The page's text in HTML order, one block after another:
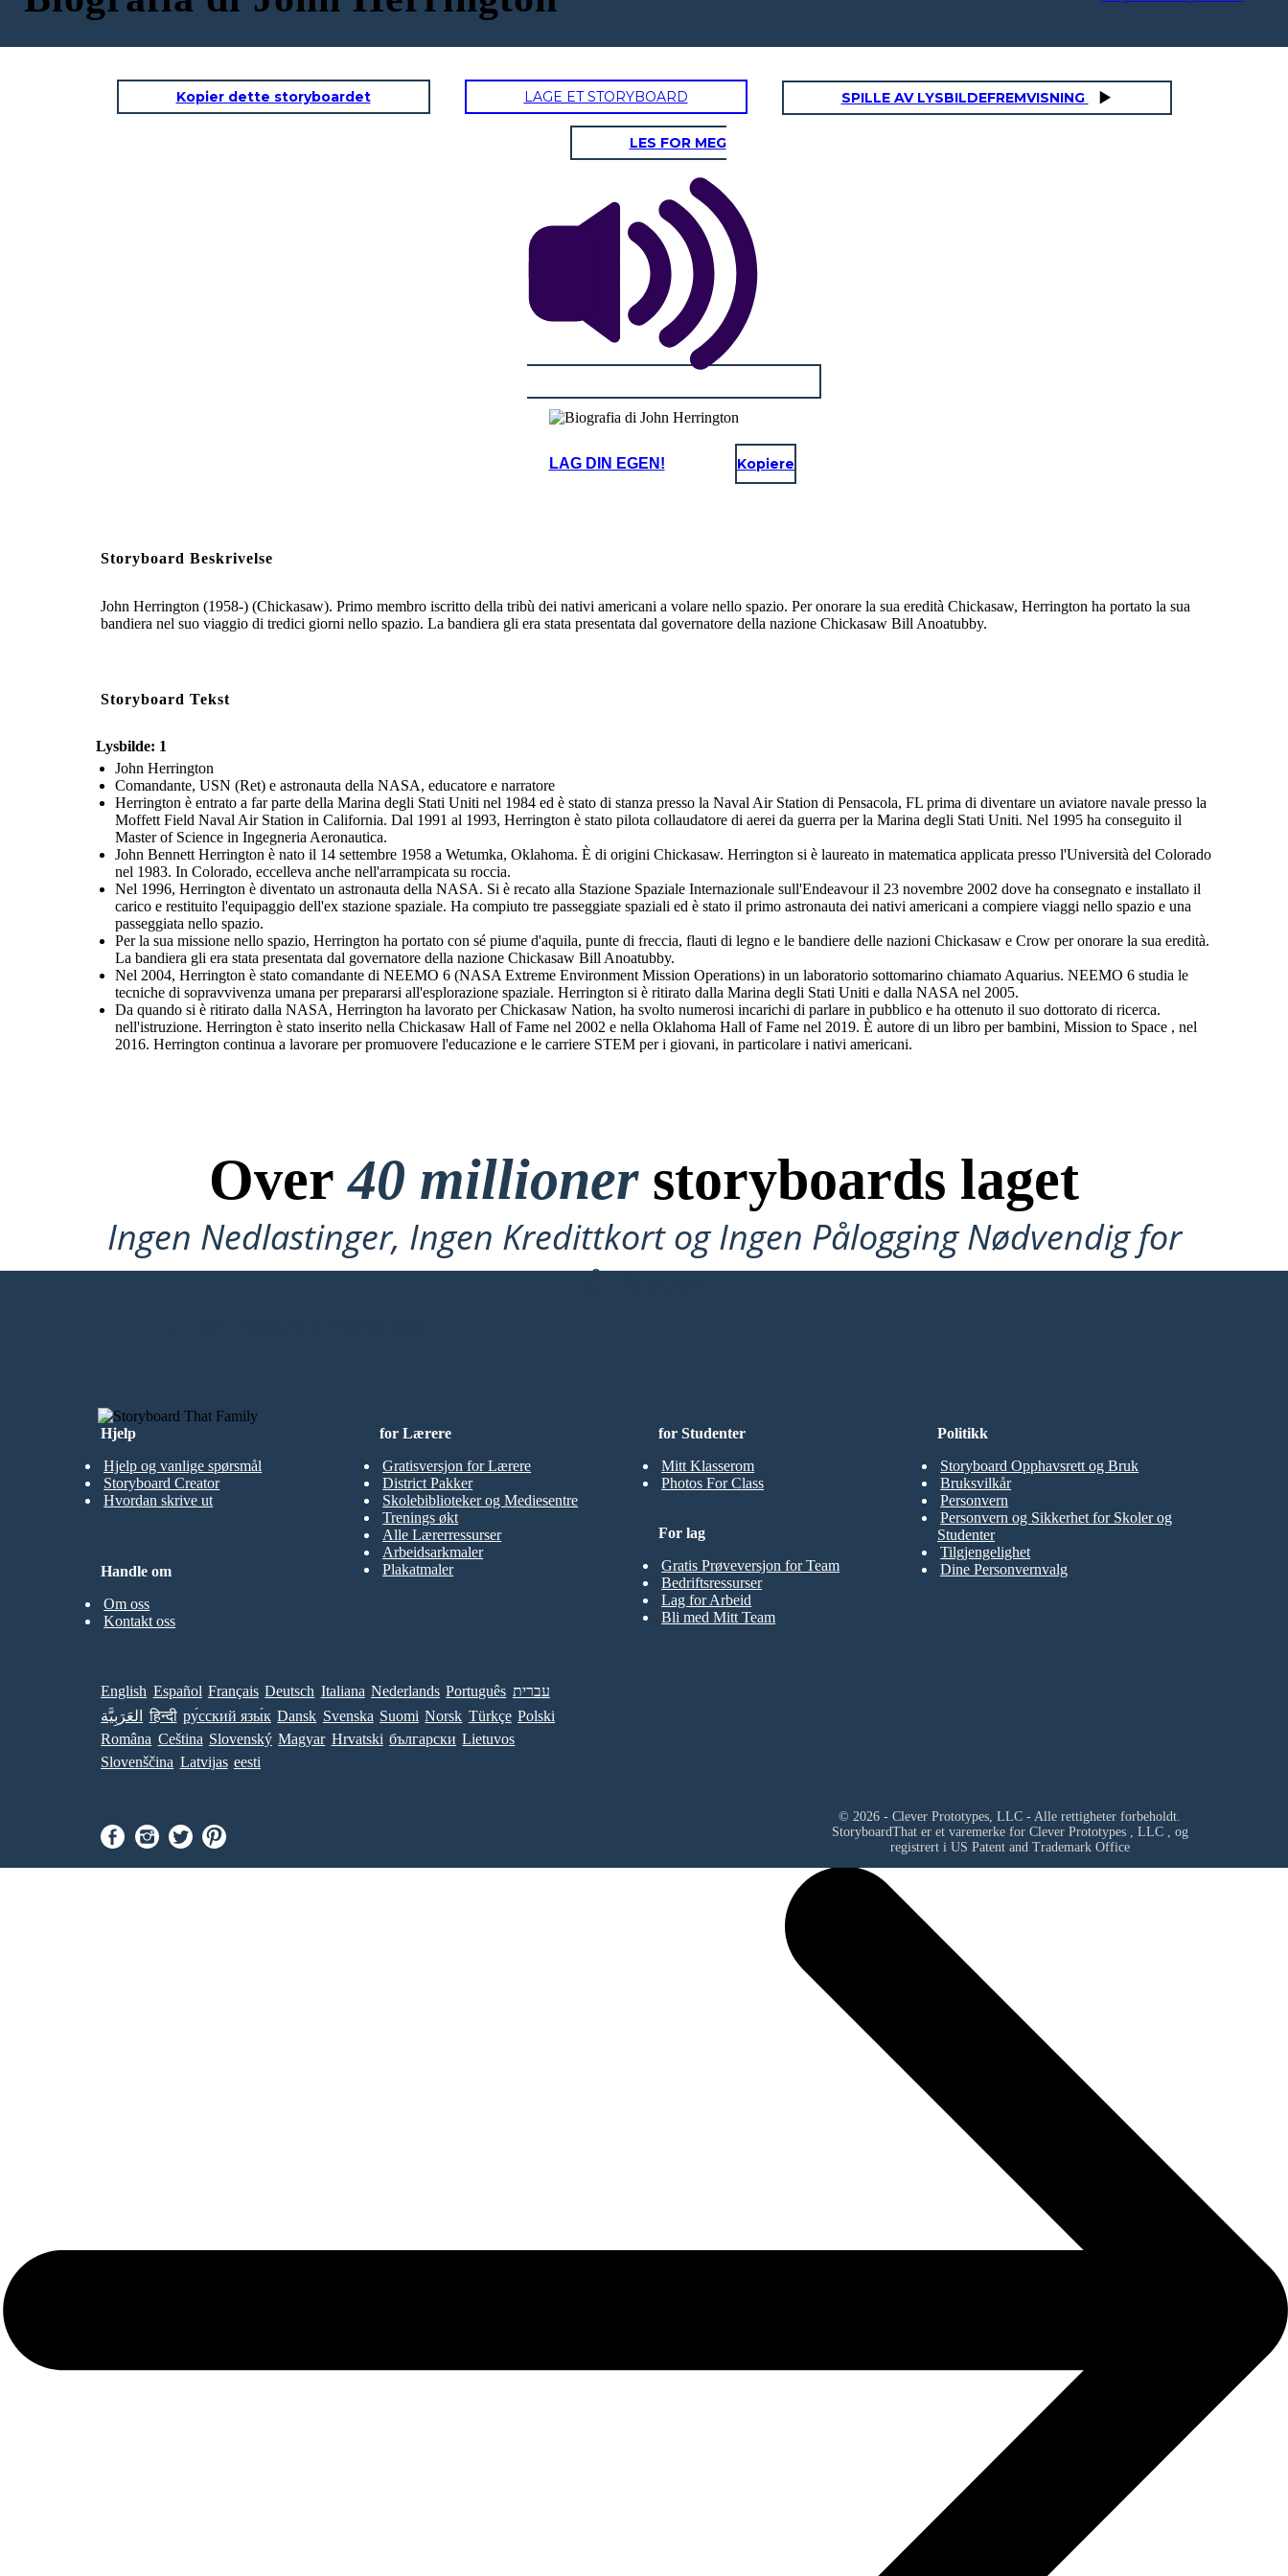
Kopier dette storyboardet LAGE ET STORYBOARD SPILLE AV LYSBILDEFREMVISNING
LES FOR MEG
LAG DIN EGEN! Kopiere
Storyboard Beskrivelse
John Herrington (1958-) (Chickasaw). Primo membro iscritto della tribù dei nativi americani a volare nello spazio. Per onorare la sua eredità Chickasaw, Herrington ha portato la sua
bandiera nel suo viaggio di tredici giorni nello spazio. La bandiera gli era stata presentata dal governatore della nazione Chickasaw Bill Anoatubby.
Storyboard Tekst
Lysbilde: 1
John Herrington
Comandante, USN (Ret) e astronauta della NASA, educatore e narratore
Herrington è entrato a far parte della Marina degli Stati Uniti nel 1984 ed è stato di stanza presso la Naval Air Station di Pensacola, FL prima di diventare un aviatore navale presso la
Moffett Field Naval Air Station in California. Dal 1991 al 1993, Herrington è stato pilota collaudatore di aerei da guerra per la Marina degli Stati Uniti. Nel 1995 ha conseguito il
Master of Science in Ingegneria Aeronautica.
John Bennett Herrington è nato il 14 settembre 1958 a Wetumka, Oklahoma. È di origini Chickasaw. Herrington si è laureato in matematica applicata presso l'Università del Colorado
nel 1983. In Colorado, eccelleva anche nell'arrampicata su roccia.
Nel 1996, Herrington è diventato un astronauta della NASA. Si è recato alla Stazione Spaziale Internazionale sull'Endeavour il 23 novembre 2002 dove ha consegnato e installato il
carico e restituito l'equipaggio dell'ex stazione spaziale. Ha compiuto tre passeggiate spaziali ed è stato il primo astronauta dei nativi americani a compiere viaggi nello spazio e una
passeggiata nello spazio.
Per la sua missione nello spazio, Herrington ha portato con sé piume d'aquila, punte di freccia, flauti di legno e le bandiere delle nazioni Chickasaw e Crow per onorare la sua eredità.
La bandiera gli era stata presentata dal governatore della nazione Chickasaw Bill Anoatubby.
Nel 2004, Herrington è stato comandante di NEEMO 6 (NASA Extreme Environment Mission Operations) in un laboratorio sottomarino chiamato Aquarius. NEEMO 6 studia le
tecniche di sopravvivenza umana per prepararsi all'esplorazione spaziale. Herrington si è ritirato dalla Marina degli Stati Uniti e dalla NASA nel 2005.
Da quando si è ritirato dalla NASA, Herrington ha lavorato per Chickasaw Nation, ha svolto numerosi incarichi di parlare in pubblico e ha ottenuto il suo dottorato di ricerca.
nell'istruzione. Herrington è stato inserito nella Chickasaw Hall of Fame nel 2002 e nella Oklahoma Hall of Fame nel 2019. È autore di un libro per bambini, Mission to Space , nel
2016. Herrington continua a lavorare per promuovere l'educazione e le carriere STEM per i giovani, in particolare i nativi americani.
Over40 millionerstoryboards laget
Ingen Nedlastinger, Ingen Kredittkort og Ingen Pålogging Nødvendig for
å Prøve!
Hjelp
Hjelp og vanlige spørsmål
Storyboard Creator
Hvordan skrive ut
for Studenter
Mitt Klasserom
Photos For Class
for Lærere
Gratisversjon for Lærere
District Pakker
Skolebiblioteker og Mediesentre
Trenings økt
Alle Lærerressurser
Arbeidsarkmaler
Plakatmaler
For lag
Gratis Prøveversjon for Team
Bedriftsressurser
Lag for Arbeid
Bli med Mitt Team
Handle om
Om oss
Kontakt oss
Politikk
Storyboard Opphavsrett og Bruk
Bruksvilkår
Personvern
Personvern og Sikkerhet for Skoler og
Studenter
Tilgjengelighet
Dine Personvernvalg
English Español Français Deutsch Italiana Nederlands Português עברית
العَرَبِيَّة
हिन्दी ру́сский язы́к Dansk Svenska Suomi Norsk Türkçe Polski
Româna Ceština Slovenský Magyar Hrvatski български Lietuvos
Slovenščina Latvijas eesti
© 2026 - Clever Prototypes, LLC - Alle rettigheter forbeholdt.
StoryboardThat er et varemerke for Clever Prototypes , LLC, og
registrert i US Patent and Trademark Office